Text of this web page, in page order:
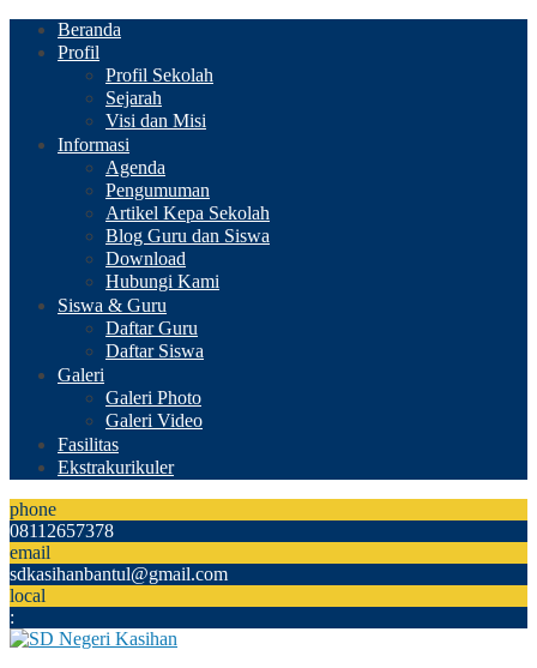
Beranda
Profil
Profil Sekolah
Sejarah
Visi dan Misi
Informasi
Agenda
Pengumuman
Artikel Kepa Sekolah
Blog Guru dan Siswa
Download
Hubungi Kami
Siswa & Guru
Daftar Guru
Daftar Siswa
Galeri
Galeri Photo
Galeri Video
Fasilitas
Ekstrakurikuler
phone
08112657378
email
sdkasihanbantul@gmail.com
local
: